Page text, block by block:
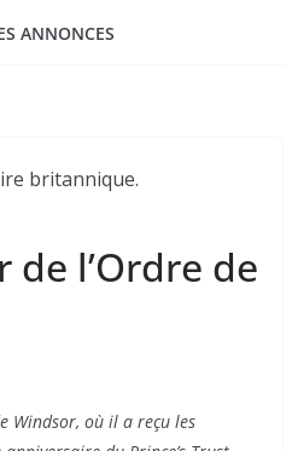
ANNONCES
l’Ordre de
Windsor, où il a reçu les